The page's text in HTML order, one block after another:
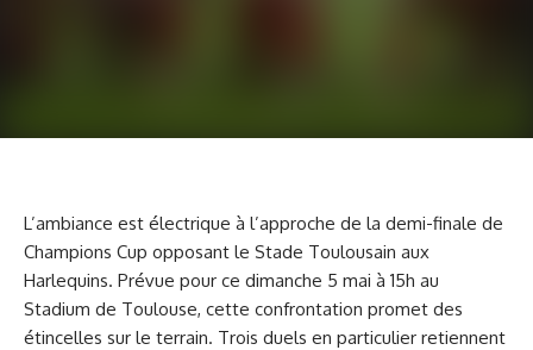
L’ambiance est électrique à l’approche de la demi-finale de
Champions Cup opposant le Stade Toulousain aux
Harlequins. Prévue pour ce dimanche 5 mai à 15h au
Stadium de Toulouse, cette confrontation promet des
étincelles sur le terrain. Trois duels en particulier retiennent